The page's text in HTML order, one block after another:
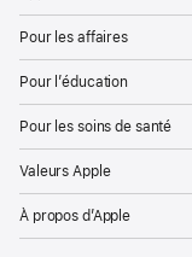
Pour les affaires
Pour l’éducation
Pour les soins de santé
Valeurs Apple
À propos d’Apple